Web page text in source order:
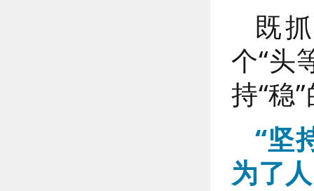
既
个“头
持“稳
“坚
为了